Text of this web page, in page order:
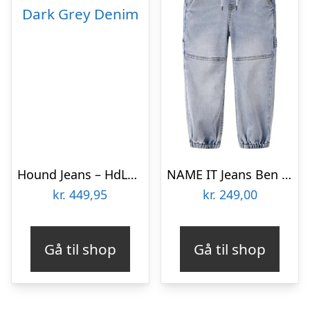
Hound Jeans – HdLoui – Baggy – Dark Grey Denim
kr. 449,95
Gå til shop
NAME IT Jeans Ben Baggy Light Blue Denim
kr. 249,00
Gå til shop